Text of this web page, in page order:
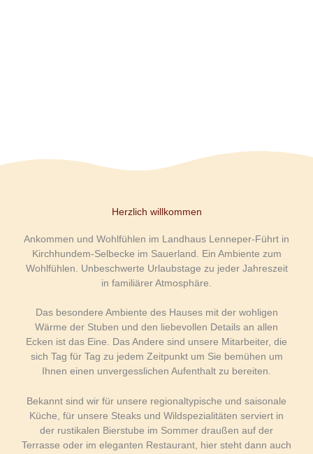
Herzlich willkommen
Ankommen und Wohlfühlen im Landhaus Lenneper-Führt in
Kirchhundem-Selbecke im Sauerland. Ein Ambiente zum
Wohlfühlen. Unbeschwerte Urlaubstage zu jeder Jahreszeit
in familiärer Atmosphäre.
Das besondere Ambiente des Hauses mit der wohligen
Wärme der Stuben und den liebevollen Details an allen
Ecken ist das Eine. Das Andere sind unsere Mitarbeiter, die
sich Tag für Tag zu jedem Zeitpunkt um Sie bemühen um
Ihnen einen unvergesslichen Aufenthalt zu bereiten.
Bekannt sind wir für unsere regionaltypische und saisonale
Küche, für unsere Steaks und Wildspezialitäten serviert in
der rustikalen Bierstube im Sommer draußen auf der
Terrasse oder im eleganten Restaurant, hier steht dann auch